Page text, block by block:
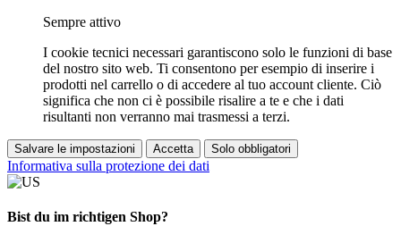
Sempre attivo
I cookie tecnici necessari garantiscono solo le funzioni di base
del nostro sito web. Ti consentono per esempio di inserire i
prodotti nel carrello o di accedere al tuo account cliente. Ciò
significa che non ci è possibile risalire a te e che i dati
risultanti non verranno mai trasmessi a terzi.
Salvare le impostazioni Accetta Solo obbligatori
Informativa sulla protezione dei dati
Bist du im richtigen Shop?